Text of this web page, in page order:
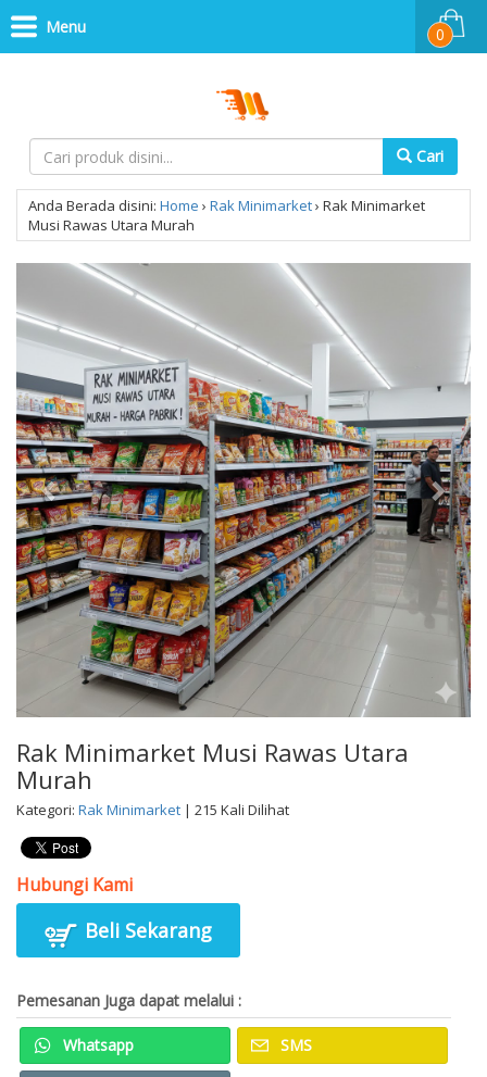
Cari
0
Menu
Anda Berada disini: Home › Rak Minimarket› Rak Minimarket
Musi Rawas Utara Murah
Rak Minimarket Musi Rawas Utara
Murah
Kategori: Rak Minimarket | 215 Kali Dilihat
Hubungi Kami
Beli Sekarang
Pemesanan Juga dapat melalui :
Whatsapp SMS